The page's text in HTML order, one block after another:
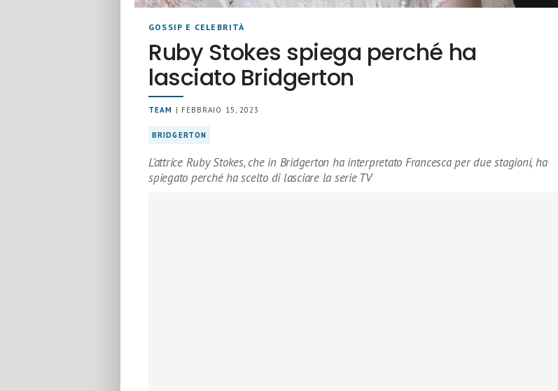
GOSSIP E CELEBRITÀ
Ruby Stokes spiega perché ha
lasciato Bridgerton
TEAM | FEBBRAIO 15, 2023
BRIDGERTON
L’attrice Ruby Stokes, che in Bridgerton ha interpretato Francesca per due stagioni, ha
spiegato perché ha scelto di lasciare la serie TV